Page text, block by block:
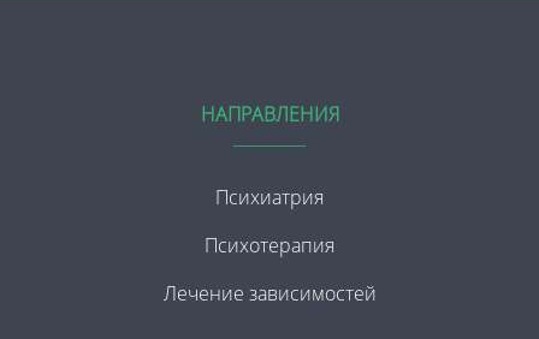
НАПРАВЛЕНИЯ
Психиатрия
Психотерапия
Лечение зависимостей